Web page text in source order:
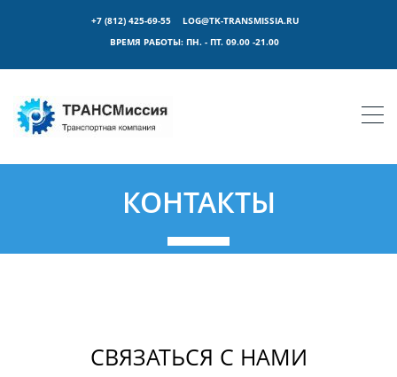
+7 (812) 425-69-55
LOG@TK-TRANSMISSIA.RU
ВРЕМЯ РАБОТЫ: ПН. - ПТ. 09.00 -21.00
КОНТАКТЫ
СВЯЗАТЬСЯ С НАМИ